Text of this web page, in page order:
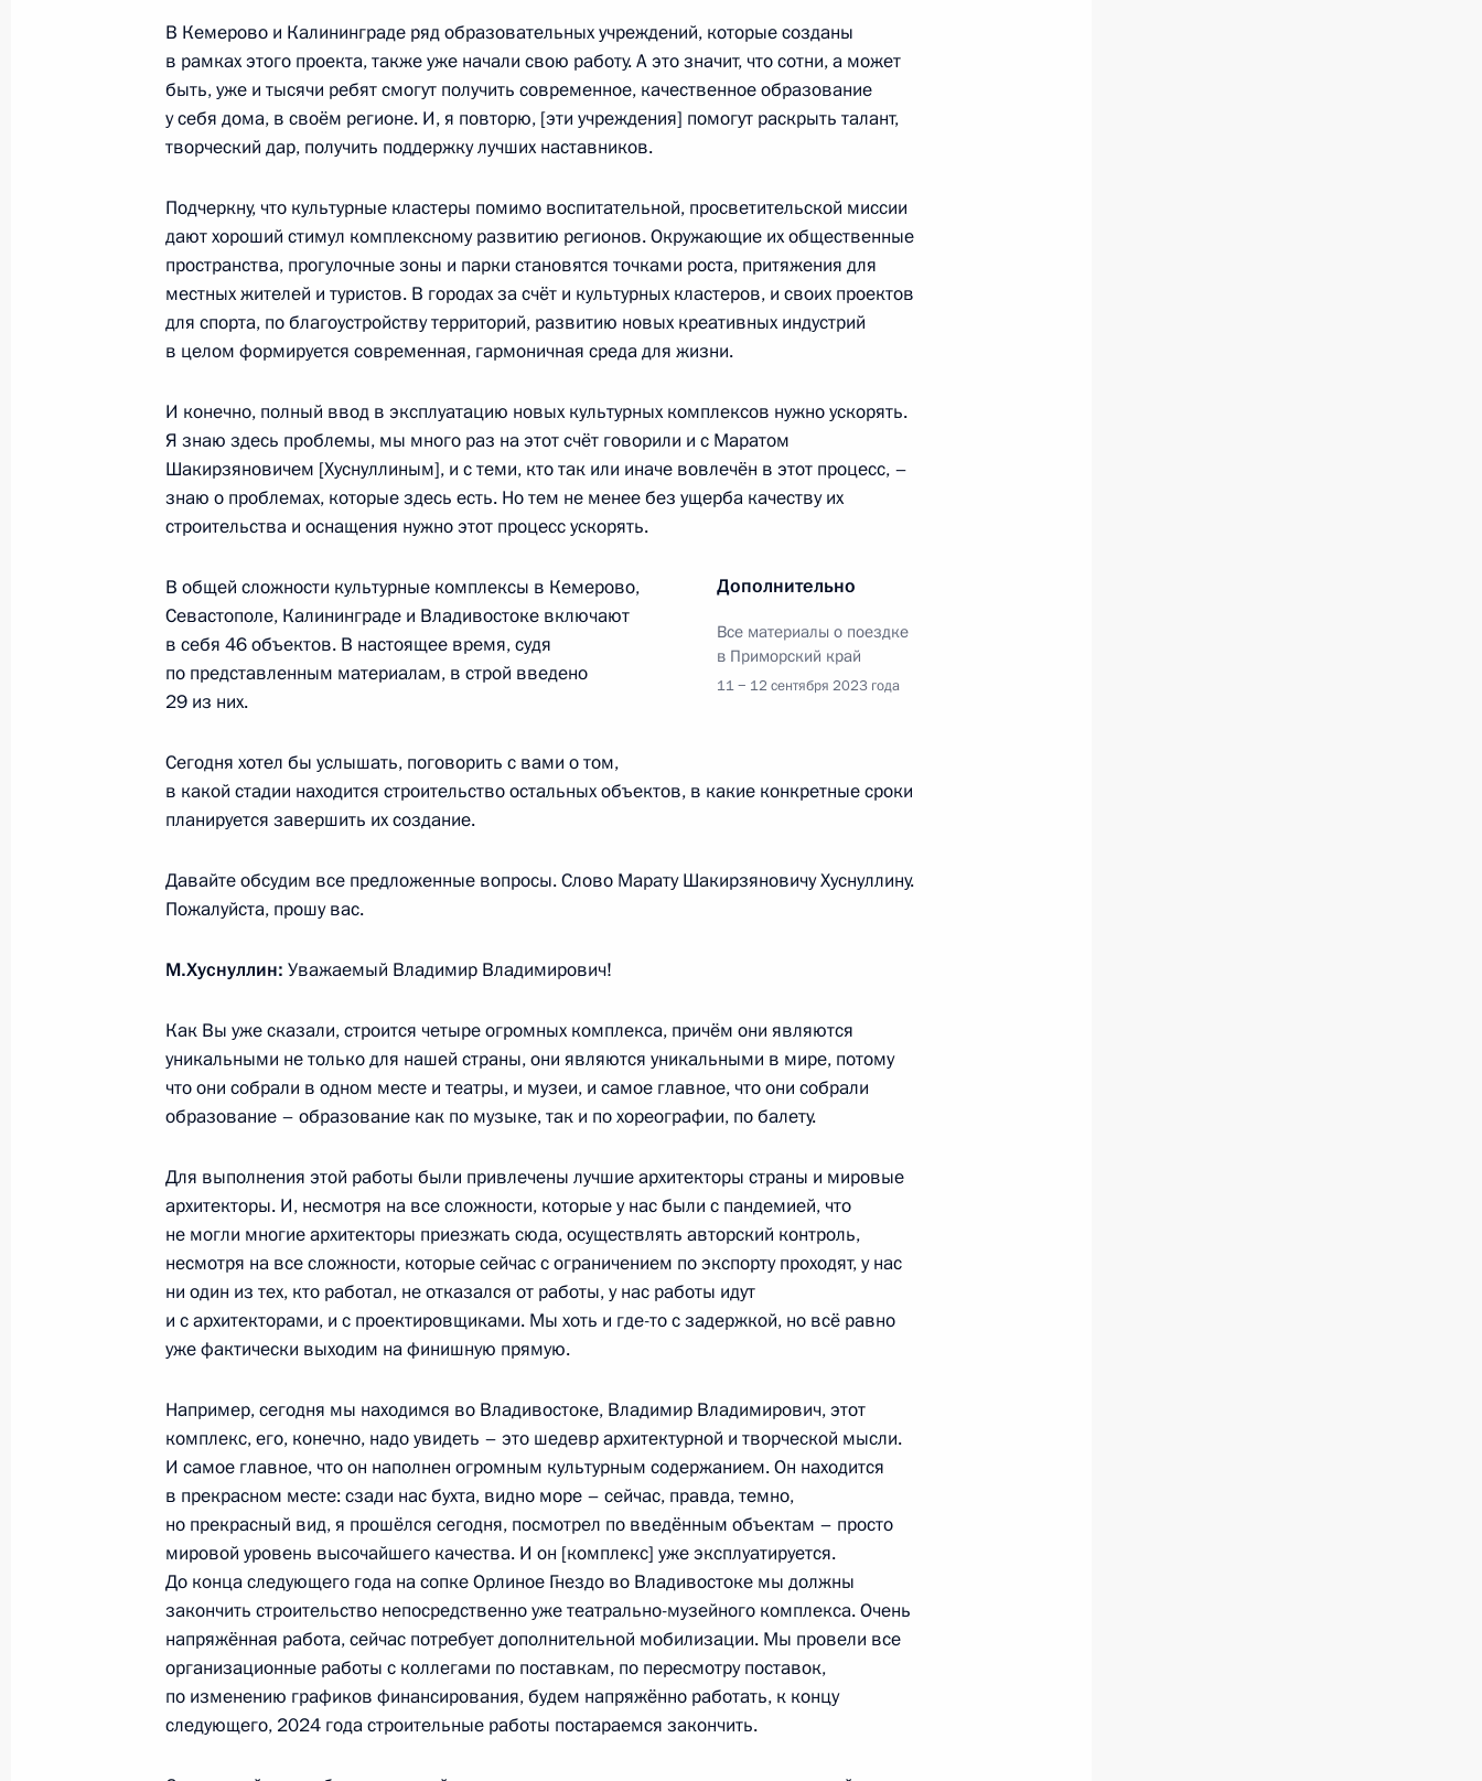
коронавирусной инфекции
и среднее предпринимательство»
22 марта 2022 года, 14:30
Совещание о мерах социально-экономической поддержки
16 марта 2022 года, 18:10
Заседание рабочей группы Госсовета по экономическим
коронавирусной инфекции
16 марта 2022 года, 13:00
На пароме «Маршал Рокоссовский» поднят государственный
4 марта 2022 года, 13:55
Заседание комиссии Госсовета по направлению «Малое
и среднее предпринимательство»
Совещание о ситуации на рынке труда
27 мая 2020 года, 18:00
Рабочая встреча с губернатором Калининградской области
Антоном Алихановым
21 апреля 2020 года, 16:30
Заседание рабочей группы Госсовета по направлению «Малое
Рабочая встреча с губернатором Калининградской области
Антоном Алихановым
31 октября 2019 года, 18:00
Совещание по вопросу создания культурно-образовательных
комплексов в субъектах Российской Федерации
В Кемерово и Калининграде ряд образовательных учреждений, которые созданы
в рамках этого проекта, также уже начали свою работу. А это значит, что сотни, а может
быть, уже и тысячи ребят смогут получить современное, качественное образование
у себя дома, в своём регионе. И, я повторю, [эти учреждения] помогут раскрыть талант,
творческий дар, получить поддержку лучших наставников.
Подчеркну, что культурные кластеры помимо воспитательной, просветительской миссии
дают хороший стимул комплексному развитию регионов. Окружающие их общественные
пространства, прогулочные зоны и парки становятся точками роста, притяжения для
местных жителей и туристов. В городах за счёт и культурных кластеров, и своих проектов
для спорта, по благоустройству территорий, развитию новых креативных индустрий
в целом формируется современная, гармоничная среда для жизни.
И конечно, полный ввод в эксплуатацию новых культурных комплексов нужно ускорять.
Я знаю здесь проблемы, мы много раз на этот счёт говорили и с Маратом
Шакирзяновичем [Хуснуллиным], и с теми, кто так или иначе вовлечён в этот процесс, –
знаю о проблемах, которые здесь есть. Но тем не менее без ущерба качеству их
строительства и оснащения нужно этот процесс ускорять.
Дополнительно
Все материалы о поездке
в Приморский край
11 − 12 сентября 2023 года
В общей сложности культурные комплексы в Кемерово,
Севастополе, Калининграде и Владивостоке включают
в себя 46 объектов. В настоящее время, судя
по представленным материалам, в строй введено
29 из них.
Сегодня хотел бы услышать, поговорить с вами о том,
в какой стадии находится строительство остальных объектов, в какие конкретные сроки
планируется завершить их создание.
Давайте обсудим все предложенные вопросы. Слово Марату Шакирзяновичу Хуснуллину.
Пожалуйста, прошу вас.
М.Хуснуллин: Уважаемый Владимир Владимирович!
Как Вы уже сказали, строится четыре огромных комплекса, причём они являются
уникальными не только для нашей страны, они являются уникальными в мире, потому
что они собрали в одном месте и театры, и музеи, и самое главное, что они собрали
образование – образование как по музыке, так и по хореографии, по балету.
Для выполнения этой работы были привлечены лучшие архитекторы страны и мировые
архитекторы. И, несмотря на все сложности, которые у нас были с пандемией, что
не могли многие архитекторы приезжать сюда, осуществлять авторский контроль,
несмотря на все сложности, которые сейчас с ограничением по экспорту проходят, у нас
ни один из тех, кто работал, не отказался от работы, у нас работы идут
и с архитекторами, и с проектировщиками. Мы хоть и где-то с задержкой, но всё равно
уже фактически выходим на финишную прямую.
Например, сегодня мы находимся во Владивостоке, Владимир Владимирович, этот
комплекс, его, конечно, надо увидеть – это шедевр архитектурной и творческой мысли.
И самое главное, что он наполнен огромным культурным содержанием. Он находится
в прекрасном месте: сзади нас бухта, видно море – сейчас, правда, темно,
но прекрасный вид, я прошёлся сегодня, посмотрел по введённым объектам – просто
мировой уровень высочайшего качества. И он [комплекс] уже эксплуатируется.
До конца следующего года на сопке Орлиное Гнездо во Владивостоке мы должны
закончить строительство непосредственно уже театрально-музейного комплекса. Очень
напряжённая работа, сейчас потребует дополнительной мобилизации. Мы провели все
организационные работы с коллегами по поставкам, по пересмотру поставок,
по изменению графиков финансирования, будем напряжённо работать, к концу
следующего, 2024 года строительные работы постараемся закончить.